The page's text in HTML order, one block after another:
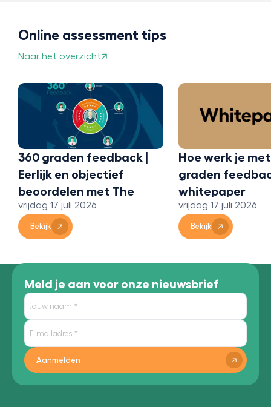
Online assessment tips
Naar het overzicht
Hoe werk je met 360
graden feedback? Een
whitepaper
vrijdag 17 juli 2026
Bekijk
Wat is 360
feedback en
het?
Bekijk
Meld je aan voor onze nieuwsbrief
Aanmelden